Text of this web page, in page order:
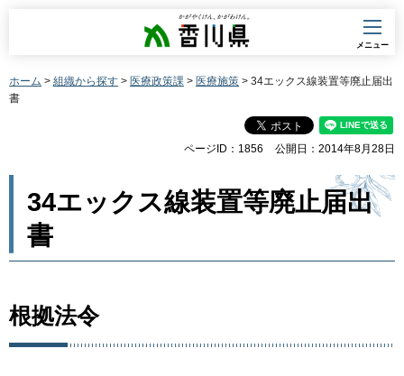
香川県
メニュー
ホーム > 組織から探す > 医療政策課 > 医療施策 > 34エックス線装置等廃止届出
書
ページID：1856 公開日：2014年8月28日
34エックス線装置等廃止届出
書
根拠法令